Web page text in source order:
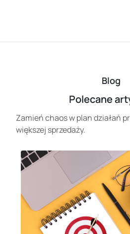
Blog
Polecane
Zamień chaos w plan działań
większej sprzedaży.